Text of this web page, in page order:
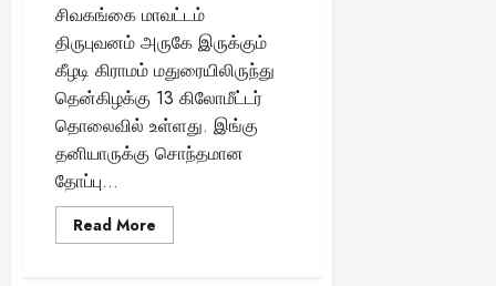
சிவகங்கை மாவட்டம்
திருபுவனம் அருகே இருக்கும்
கீழடி கிராமம் மதுரையிலிருந்து
தென்கிழக்கு 13 கிலோமீட்டர்
தொலைவில் உள்ளது. இங்கு
தனியாருக்கு சொந்தமான
தோப்பு...
Read More
more